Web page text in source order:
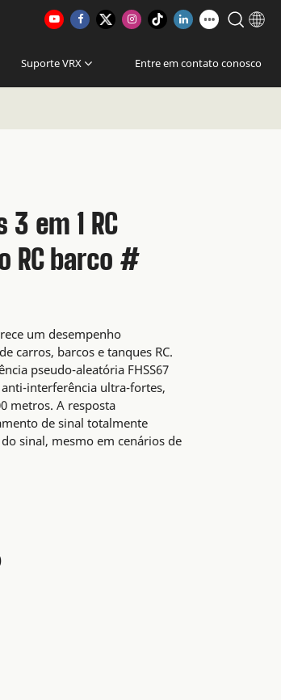
Suporte VRX Entre em contato conosco
3 em 1 RC
RC barco #
um desempenho
carros, barcos e tanques RC.
pseudo-aleatória FHSS67
interferência ultra-fortes,
metros. A resposta
de sinal totalmente
sinal, mesmo em cenários de